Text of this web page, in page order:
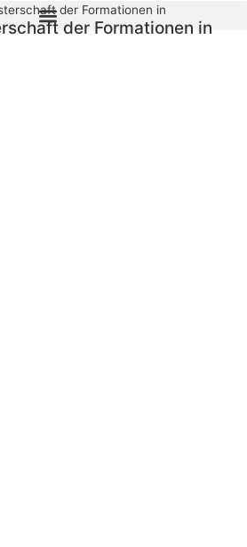
der Formationen in
der Formationen in